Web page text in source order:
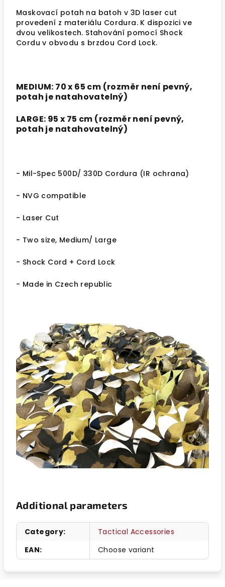
Maskovací potah na batoh v 3D laser cut
provedení z materiálu Cordura. K dispozici ve
dvou velikostech. Stahování pomocí Shock
Cordu v obvodu s brzdou Cord Lock.
MEDIUM: 70 x 65 cm (rozměr není pevný,
potah je natahovatelný)
LARGE: 95 x 75 cm (rozměr není pevný,
potah je natahovatelný)
- Mil-Spec 500D/ 330D Cordura (IR ochrana)
- NVG compatible
- Laser Cut
- Two size, Medium/ Large
- Shock Cord + Cord Lock
- Made in Czech republic
Additional parameters
Category:
Tactical Accessories
EAN: Choose variant